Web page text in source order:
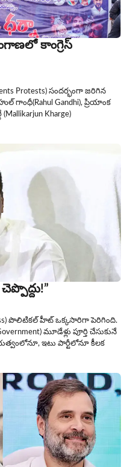
కాంగ్రెస్
Protests) సందర్భంగా జరిగిన
గాంధీ(Rahul Gandhi), ప్రియాంక
(Mallikarjun Kharge)
పొలిటికల్ హీట్ ఒక్కసారిగా పెరిగింది.
మూడేళ్లు పూర్తి చేసుకునే
ఇటు పార్టీలోనూ కీలక